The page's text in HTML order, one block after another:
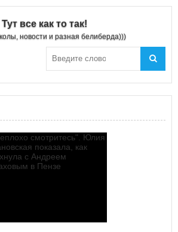
Тут все как то так!
новости и разная белиберда)))